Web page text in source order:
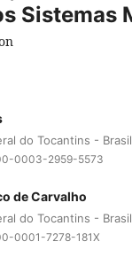
Sistemas
do Tocantins - Brasil
0003-2959-5573
de Carvalho
do Tocantins - Brasil
0001-7278-181X